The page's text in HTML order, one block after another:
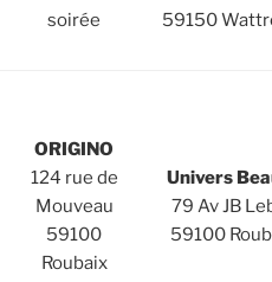
soirée
59150
ORIGINO
124 rue de
Mouveau
59100
Roubaix
Univers
79 Av JB
59100